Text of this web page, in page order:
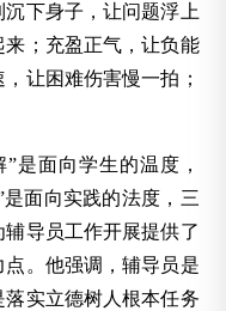
下身子，让问题浮上
；充盈正气，让负能
让困难伤害慢一拍；
是面向学生的温度，
是面向实践的法度，三
导员工作开展提供了
。他强调，辅导员是
实立德树人根本任务